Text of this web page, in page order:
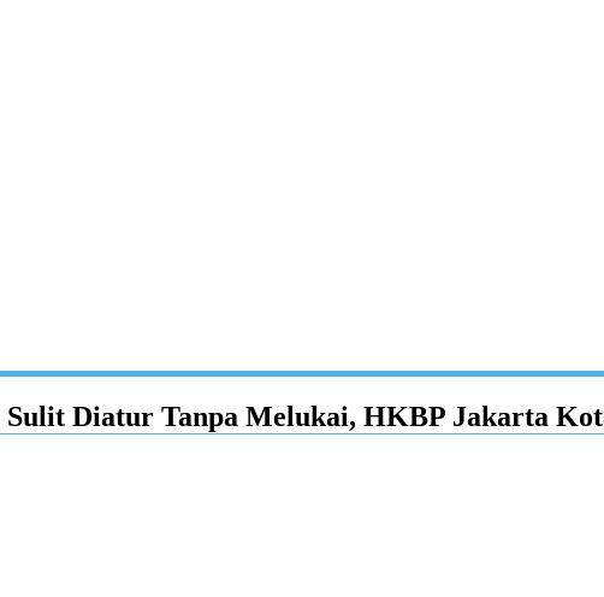
Diatur Tanpa Melukai, HKBP Jakarta